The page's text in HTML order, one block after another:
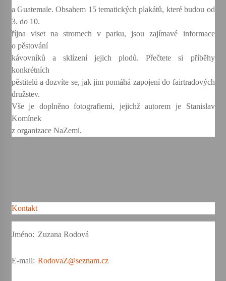
23. 7. 2026
22. 7. 2026
Vysočinka
Za kulturou kousek za Humpolec. V Želivě ožije
13. 7. 2026
Želiv
a Guatemale. Obsahem 15 tematických plakátů, které budou od
3. do 10.
října viset na stromech v parku, jsou zajímavé informace
o pěstování
kávovníků a sklízení jejich plodů. Přečtete si příběhy
konkrétních
pěstitelů a dozvíte se, jak jim pomáhá zapojení do fairtradových
družstev.
Vše je doplněno fotografiemi, jejichž autorem je Stanislav
Komínek
z organizace NaZemi.
Kontakt
Jméno: Zuzana Rodová
E-mail: RodovaZ@seznam.cz